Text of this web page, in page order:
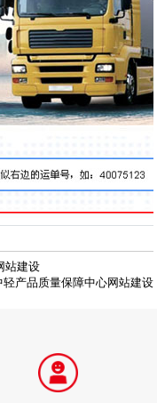
站建设
产品质量保障中心网站建设